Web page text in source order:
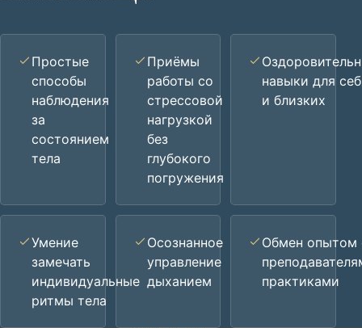
Простые
способы
наблюдения
за
состоянием
тела
Приёмы
работы со
стрессовой
нагрузкой
без
глубокого
погружения
навыки для
и близких
Умение
замечать
индивидуальные
ритмы тела
Осознанное
управление
дыханием
Обмен опытом
практиками